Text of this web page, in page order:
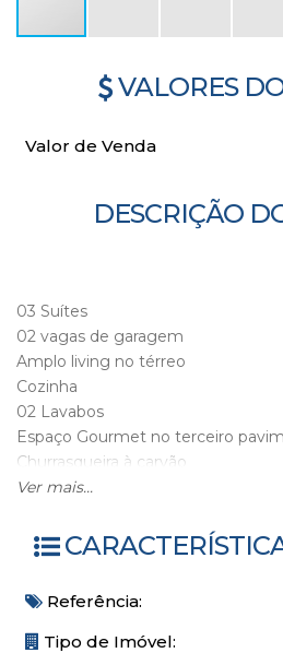
VALORES
Valor de Venda
DESCRIÇÃO
03 Suítes
02 vagas de garagem
Amplo living no térreo
Cozinha
02 Lavabos
Espaço Gourmet no terceiro
Churrasqueira à carvão
Terraço com toda infraestrutura
Infraestrutura para instalação de
Infraestrutura para instalação de
Infraestrutura para automação
Captação de água de chuva e
Ver mais...
Referência:
Tipo de Imóvel: